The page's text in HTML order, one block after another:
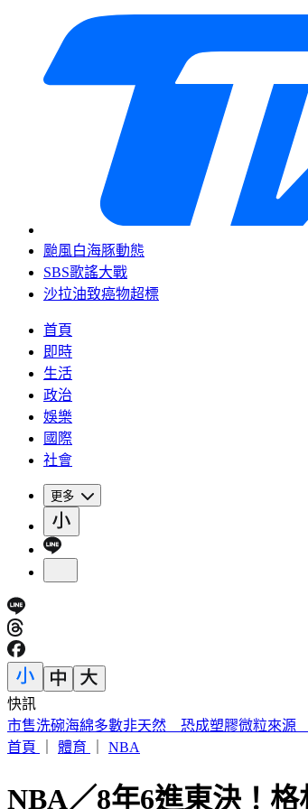
颱風白海豚動態
SBS歌謠大戰
沙拉油致癌物超標
首頁
即時
生活
政治
娛樂
國際
社會
更多
快訊
《夏日活動》花蓮FUN暑假 即將成真火舞秀 加
首頁
體育 NBA
NBA／8年6進東決！